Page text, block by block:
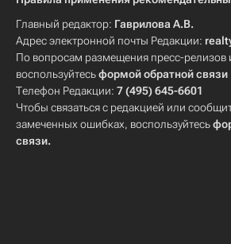
Главный редактор: Гаврилова А.В.
Адрес электронной почты Редакции:
По вопросам размещения пресс-релизов
воспользуйтесьформой обратной связи
Телефон Редакции: 7 (495) 645-6601
Чтобы связаться с редакцией или
замеченных ошибках, воспользуйтесь
связи.